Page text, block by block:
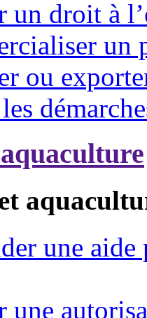
un droit à
un
ou
une
une